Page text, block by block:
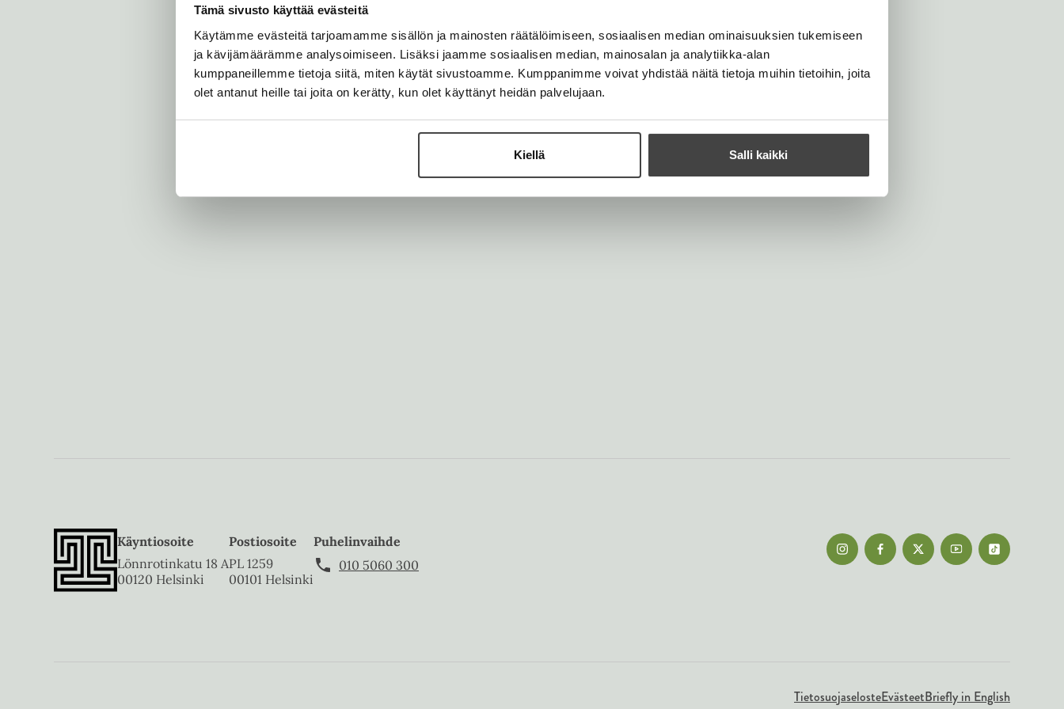
Tämä sivusto käyttää evästeitä
Käytämme evästeitä tarjoamamme sisällön ja mainosten räätälöimiseen, sosiaalisen median ominaisuuksien tukemiseen
ja kävijämäärämme analysoimiseen. Lisäksi jaamme sosiaalisen median, mainosalan ja analytiikka-alan
kumppaneillemme tietoja siitä, miten käytät sivustoamme. Kumppanimme voivat yhdistää näitä tietoja muihin tietoihin, joita
olet antanut heille tai joita on kerätty, kun olet käyttänyt heidän palvelujaan.
Kiellä Salli kaikki
b
Käyntiosoite
Lönnrotinkatu 18 A
00120 Helsinki
Postiosoite
PL 1259
00101 Helsinki
Puhelinvaihde
010 5060 300
TietosuojaselosteEvästeetBriefly in English